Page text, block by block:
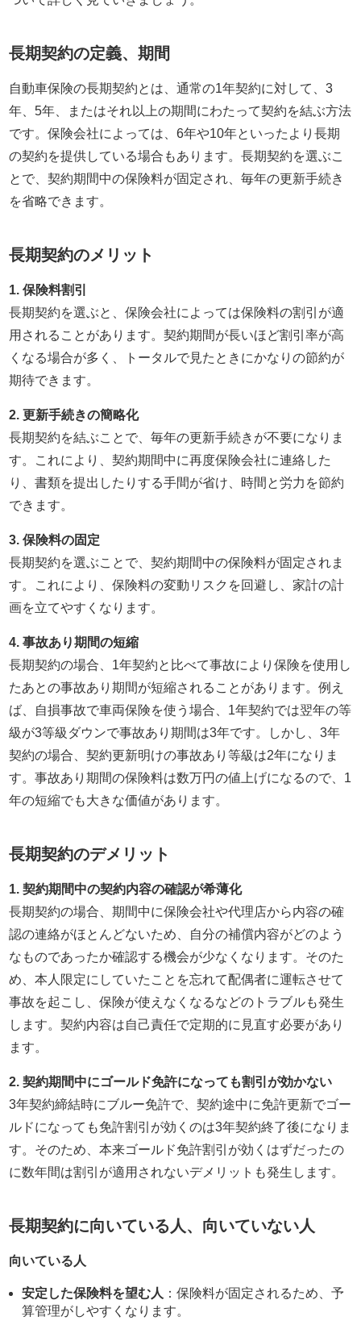
長期契約の定義、期間
自動車保険の長期契約とは、通常の1年契約に対して、3
年、5年、またはそれ以上の期間にわたって契約を結ぶ方法
です。保険会社によっては、6年や10年といったより長期
の契約を提供している場合もあります。長期契約を選ぶこ
とで、契約期間中の保険料が固定され、毎年の更新手続き
を省略できます。
長期契約のメリット
1. 保険料割引
長期契約を選ぶと、保険会社によっては保険料の割引が適
用されることがあります。契約期間が長いほど割引率が高
くなる場合が多く、トータルで見たときにかなりの節約が
期待できます。
2. 更新手続きの簡略化
長期契約を結ぶことで、毎年の更新手続きが不要になりま
す。これにより、契約期間中に再度保険会社に連絡した
り、書類を提出したりする手間が省け、時間と労力を節約
できます。
3. 保険料の固定
長期契約を選ぶことで、契約期間中の保険料が固定されま
す。これにより、保険料の変動リスクを回避し、家計の計
画を立てやすくなります。
4. 事故あり期間の短縮
長期契約の場合、1年契約と比べて事故により保険を使用し
たあとの事故あり期間が短縮されることがあります。例え
ば、自損事故で車両保険を使う場合、1年契約では翌年の等
級が3等級ダウンで事故あり期間は3年です。しかし、3年
契約の場合、契約更新明けの事故あり等級は2年になりま
す。事故あり期間の保険料は数万円の値上げになるので、1
年の短縮でも大きな価値があります。
長期契約のデメリット
1. 契約期間中の契約内容の確認が希薄化
長期契約の場合、期間中に保険会社や代理店から内容の確
認の連絡がほとんどないため、自分の補償内容がどのよう
なものであったか確認する機会が少なくなります。そのた
め、本人限定にしていたことを忘れて配偶者に運転させて
事故を起こし、保険が使えなくなるなどのトラブルも発生
します。契約内容は自己責任で定期的に見直す必要があり
ます。
2. 契約期間中にゴールド免許になっても割引が効かない
3年契約締結時にブルー免許で、契約途中に免許更新でゴー
ルドになっても免許割引が効くのは3年契約終了後になりま
す。そのため、本来ゴールド免許割引が効くはずだったの
に数年間は割引が適用されないデメリットも発生します。
長期契約に向いている人、向いていない人
向いている人
安定した保険料を望む人 ：保険料が固定されるため、予
算管理がしやすくなります。